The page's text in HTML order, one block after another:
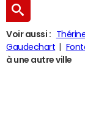
Voir aussi :
Gaudechart
à une autre ville